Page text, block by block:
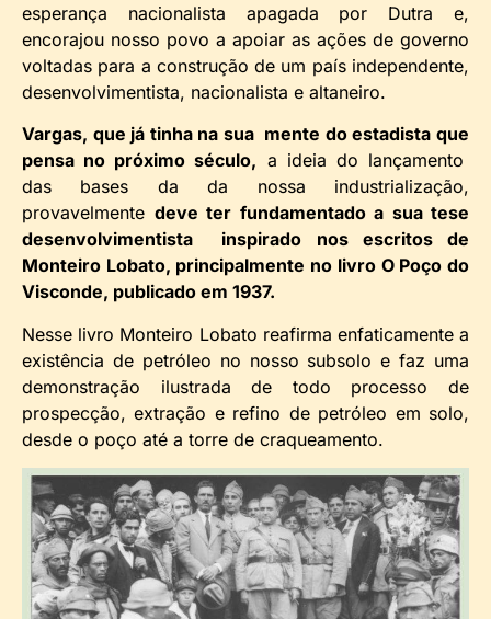
esperança nacionalista apagada por Dutra e,
encorajou nosso povo a apoiar as ações de governo
voltadas para a construção de um país independente,
desenvolvimentista, nacionalista e altaneiro.
Vargas, que já tinha na sua mente do estadista que
pensa no próximo século, a ideia do lançamento
das bases da da nossa industrialização,
provavelmente deve ter fundamentado a sua tese
desenvolvimentista inspirado nos escritos de
Monteiro Lobato, principalmente no livro O Poço do
Visconde, publicado em 1937.
Nesse livro Monteiro Lobato reafirma enfaticamente a
existência de petróleo no nosso subsolo e faz uma
demonstração ilustrada de todo processo de
prospecção, extração e refino de petróleo em solo,
desde o poço até a torre de craqueamento.